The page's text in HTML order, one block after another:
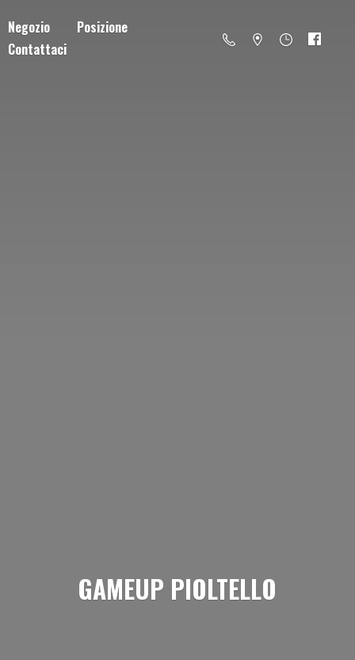
Negozio
Posizione
Contattaci
GAMEUP PIOLTELLO